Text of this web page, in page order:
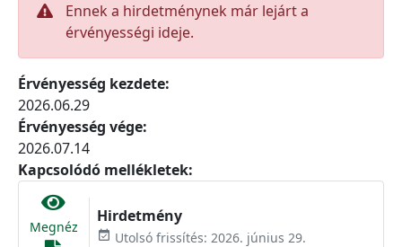
Ennek a hirdetménynek már lejárt a
érvényességi ideje.
Érvényesség kezdete:
2026.06.29
Érvényesség vége:
2026.07.14
Kapcsolódó mellékletek:
Megnéz
Hirdetmény
event_available Utolsó frissítés: 2026. június 29.